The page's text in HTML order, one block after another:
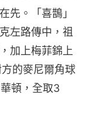
先。「喜鵲」
左路傳中，祖
加上梅菲錦上
的麥尼爾角球
頓，全取3